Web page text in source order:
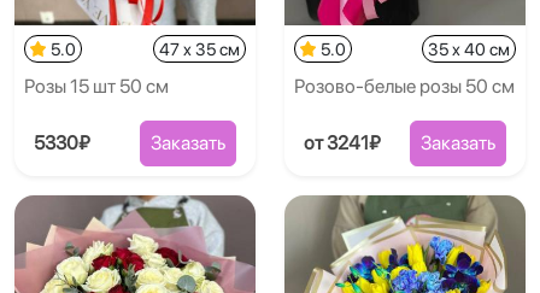
5.0 47 x 35 см
Розы 15 шт 50 см
5330₽ Заказать
5.0 35 x 40 см
Розово-белые розы 50 см
от 3241₽ Заказать